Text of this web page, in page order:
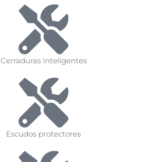
Cerraduras inteligentes
Escudos protectores